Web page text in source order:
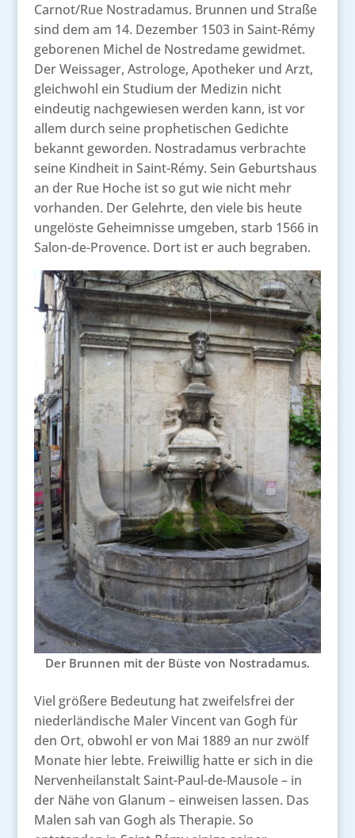
Carnot/Rue Nostradamus. Brunnen und Straße
sind dem am 14. Dezember 1503 in Saint-Rémy
geborenen Michel de Nostredame gewidmet.
Der Weissager, Astrologe, Apotheker und Arzt,
gleichwohl ein Studium der Medizin nicht
eindeutig nachgewiesen werden kann, ist vor
allem durch seine prophetischen Gedichte
bekannt geworden. Nostradamus verbrachte
seine Kindheit in Saint-Rémy. Sein Geburtshaus
an der Rue Hoche ist so gut wie nicht mehr
vorhanden. Der Gelehrte, den viele bis heute
ungelöste Geheimnisse umgeben, starb 1566 in
Salon-de-Provence. Dort ist er auch begraben.
Der Brunnen mit der Büste von Nostradamus.
Viel größere Bedeutung hat zweifelsfrei der
niederländische Maler Vincent van Gogh für
den Ort, obwohl er von Mai 1889 an nur zwölf
Monate hier lebte. Freiwillig hatte er sich in die
Nervenheilanstalt Saint-Paul-de-Mausole – in
der Nähe von Glanum – einweisen lassen. Das
Malen sah van Gogh als Therapie. So